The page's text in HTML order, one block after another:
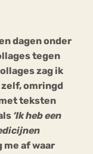
dagen onder
tegen
zag ik
omringd
teksten
‘Ik heb een
me af waar
Nervosa
Trauma